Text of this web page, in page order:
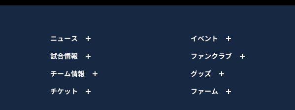
ニュース
試合情報
チーム情報
チケット
イベント
ファンクラブ
グッズ
ファーム